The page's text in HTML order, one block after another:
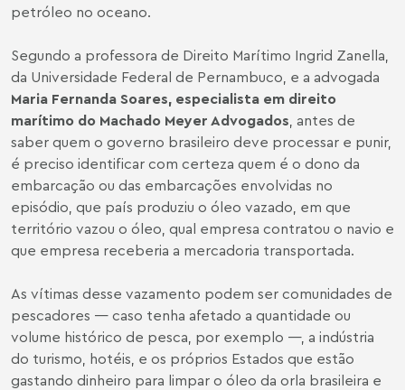
petróleo no oceano.
Segundo a professora de Direito Marítimo Ingrid Zanella,
da Universidade Federal de Pernambuco, e a advogada
Maria Fernanda Soares, especialista em direito
marítimo do Machado Meyer Advogados, antes de
saber quem o governo brasileiro deve processar e punir,
é preciso identificar com certeza quem é o dono da
embarcação ou das embarcações envolvidas no
episódio, que país produziu o óleo vazado, em que
território vazou o óleo, qual empresa contratou o navio e
que empresa receberia a mercadoria transportada.
As vítimas desse vazamento podem ser comunidades de
pescadores — caso tenha afetado a quantidade ou
volume histórico de pesca, por exemplo —, a indústria
do turismo, hotéis, e os próprios Estados que estão
gastando dinheiro para limpar o óleo da orla brasileira e